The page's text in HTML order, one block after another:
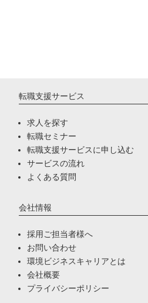
転職支援サービス
求人を探す
転職セミナー
転職支援サービスに申し込む
サービスの流れ
よくある質問
会社情報
採用ご担当者様へ
お問い合わせ
環境ビジネスキャリアとは
会社概要
プライバシーポリシー